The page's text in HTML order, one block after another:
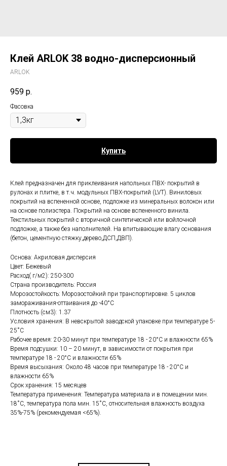
Клей ARLOK 38 водно-дисперсионный
ARLOK
959 р.
Фасовка
Купить
Клей предназначен для приклеивания напольных ПВХ- покрытий в
рулонах и плитке, в т.ч. модульных ПВХ-покрытий (LVT). Виниловых
покрытий на вспененной основе, подложке из минеральных волокон или
на основе полиэстера. Покрытий на основе вспененного винила.
Текстильных покрытий с вторичной синтетической или войлочной
подложке, а также без наполнителей. На впитывающие влагу основания
(бетон, цементную стяжку,дерево,ДСП,ДВП).
Основа: Акриловая дисперсия
Цвет: Бежевый
Расход( г/м2): 250-300
Страна производитель: Россия
Морозостойкость: Морозостойкий при транспортировке. 5 циклов
замораживания-оттаивания до -40°С
Плотность (см3): 1.37
Условия хранения: В невскрытой заводской упаковке при температуре 5-
25˚С
Рабочее время: 20-30 минут при температуре 18 - 20°C и влажности 65%
Время подсушки: 10 – 20 минут, в зависимости от покрытия при
температуре 18 - 20°C и влажности 65%
Время высыхания: Около 48 часов при температуре 18 - 20°C и
влажности 65%
Срок хранения: 15 месяцев
Температура применения: Температура материала и в помещении мин.
18˚С, температура пола мин. 15˚С, относительная влажность воздуха
35%-75% (рекомендуемая <65%).